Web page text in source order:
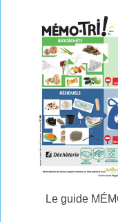
Le guide